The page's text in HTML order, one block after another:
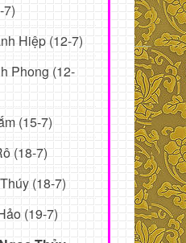
7)
Hiệp (12-7)
Phong (12-
(15-7)
(18-7)
(18-7)
(19-7)